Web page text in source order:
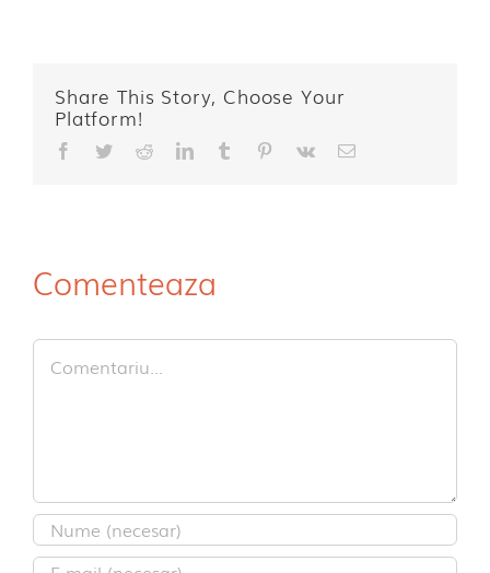
Share This Story, Choose Your
Platform!
Facebook
TwitterRedditLinkedIn
TumblrPinterest
Vk
E-
Comenteaza
Comment